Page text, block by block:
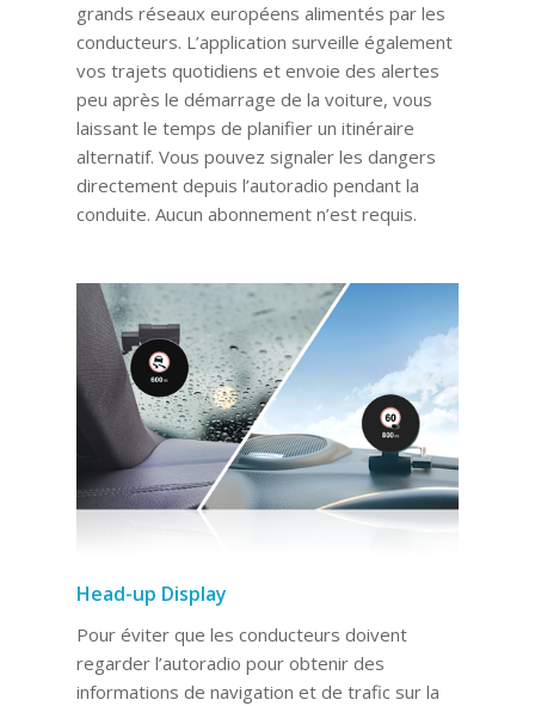
grands réseaux européens alimentés par les
conducteurs. L’application surveille également
vos trajets quotidiens et envoie des alertes
peu après le démarrage de la voiture, vous
laissant le temps de planifier un itinéraire
alternatif. Vous pouvez signaler les dangers
directement depuis l’autoradio pendant la
conduite. Aucun abonnement n’est requis.
Head-up Display
Pour éviter que les conducteurs doivent
regarder l’autoradio pour obtenir des
informations de navigation et de trafic sur la